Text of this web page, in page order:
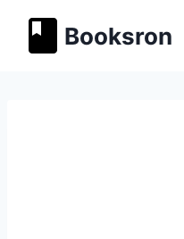
содержимому
Booksron